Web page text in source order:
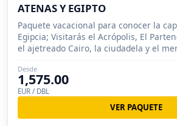
ATENAS Y EGIPTO
Paquete vacacional para conocer la
Egipcia; Visitarás el Acrópolis, El
el ajetreado Cairo, la ciudadela y el
Desde
1,575.00
EUR / DBL
VER PAQUETE